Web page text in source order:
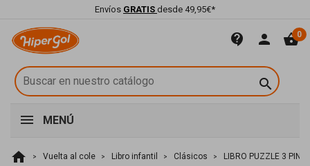
Envíos GRATIS desde 49,95€*
contact_support person shopping_basket0

MENÚ
home Vuelta al cole Libro infantil Clásicos LIBRO PUZZLE 3